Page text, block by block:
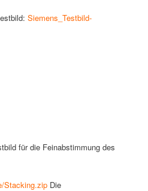
Siemens_Testbild-
für die Feinabstimmung des
Stacking.zip Die